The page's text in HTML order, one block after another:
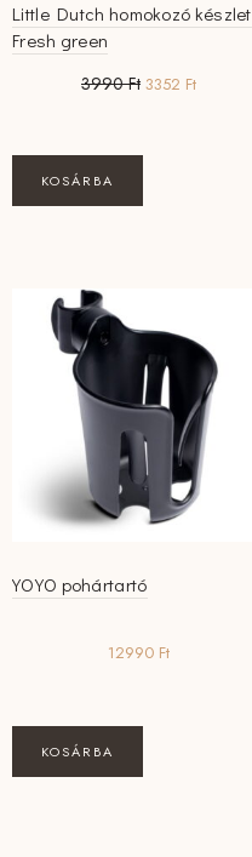
Little Dutch homokozó készlet
Fresh green
3990Ft Original
3352 FtCurrent
KOSÁRBA
YOYO pohártartó
12990 Ft
KOSÁRBA